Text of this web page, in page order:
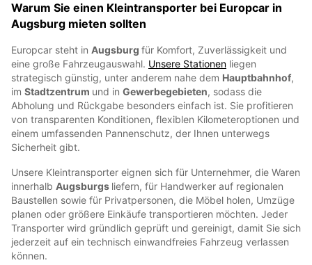
Warum Sie einen Kleintransporter bei Europcar in
Augsburg mieten sollten
Europcar steht in Augsburg für Komfort, Zuverlässigkeit und
eine große Fahrzeugauswahl. Unsere Stationen liegen
strategisch günstig, unter anderem nahe dem Hauptbahnhof,
im Stadtzentrum und in Gewerbegebieten, sodass die
Abholung und Rückgabe besonders einfach ist. Sie profitieren
von transparenten Konditionen, flexiblen Kilometeroptionen und
einem umfassenden Pannenschutz, der Ihnen unterwegs
Sicherheit gibt.
Unsere Kleintransporter eignen sich für Unternehmer, die Waren
innerhalb Augsburgs liefern, für Handwerker auf regionalen
Baustellen sowie für Privatpersonen, die Möbel holen, Umzüge
planen oder größere Einkäufe transportieren möchten. Jeder
Transporter wird gründlich geprüft und gereinigt, damit Sie sich
jederzeit auf ein technisch einwandfreies Fahrzeug verlassen
können.